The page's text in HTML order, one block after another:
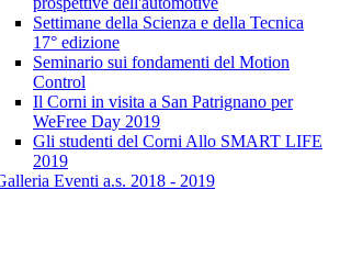
Settimane della Scienza e della Tecnica
17° edizione
Seminario sui fondamenti del Motion
Control
Il Corni in visita a San Patrignano per
WeFree Day 2019
Gli studenti del Corni Allo SMART LIFE
2019
Eventi a.s. 2018 - 2019